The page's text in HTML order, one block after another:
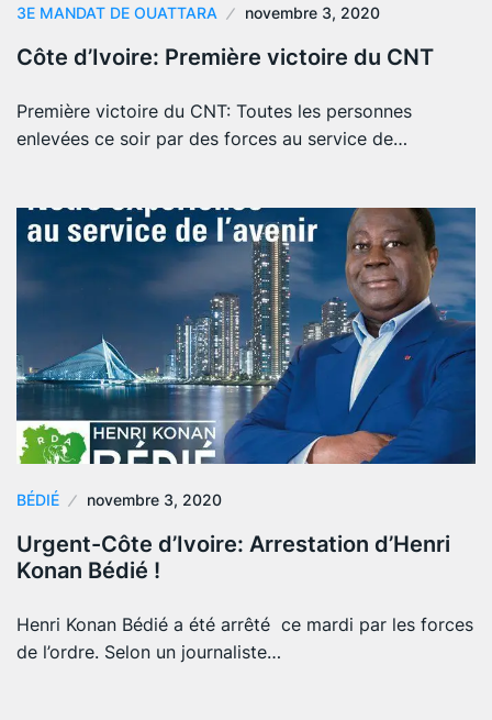
3E MANDAT DE OUATTARA novembre 3, 2020
Côte d’Ivoire: Première victoire du CNT
Première victoire du CNT: Toutes les personnes
enlevées ce soir par des forces au service de…
BÉDIÉ novembre 3, 2020
Urgent-Côte d’Ivoire: Arrestation d’Henri
Konan Bédié !
Henri Konan Bédié a été arrêté ce mardi par les forces
de l’ordre. Selon un journaliste…